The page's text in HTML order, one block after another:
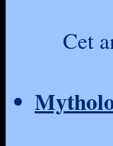
Cet